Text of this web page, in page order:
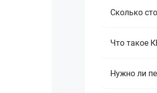
Сколько
Что такое
Нужно ли